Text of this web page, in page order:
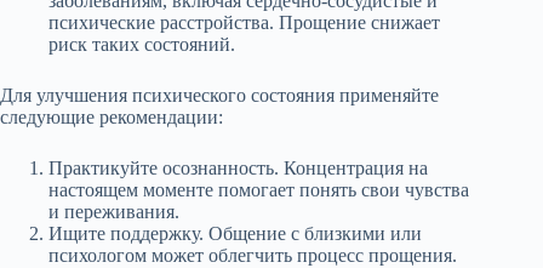
психические расстройства. Прощение снижает
риск таких состояний.
Для улучшения психического состояния применяйте
следующие рекомендации:
Практикуйте осознанность. Концентрация на
настоящем моменте помогает понять свои чувства
и переживания.
Ищите поддержку. Общение с близкими или
психологом может облегчить процесс прощения.